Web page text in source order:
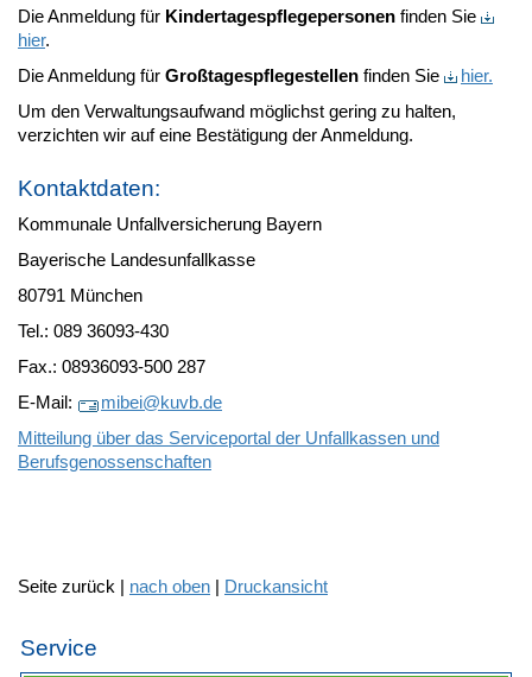
Die Anmeldung für Kindertagespflegepersonen finden Sie
hier.
Die Anmeldung für Großtagespflegestellen finden Sie
hier.
Um den Verwaltungsaufwand möglichst gering zu halten,
verzichten wir auf eine Bestätigung der Anmeldung.
Kontaktdaten:
Kommunale Unfallversicherung Bayern
Bayerische Landesunfallkasse
80791 München
Tel.: 089 36093-430
Fax.: 08936093-500 287
E-Mail:
mibei@kuvb.de
Mitteilung über das Serviceportal der Unfallkassen und
Berufsgenossenschaften
Seite zurück | nach oben | Druckansicht
Service